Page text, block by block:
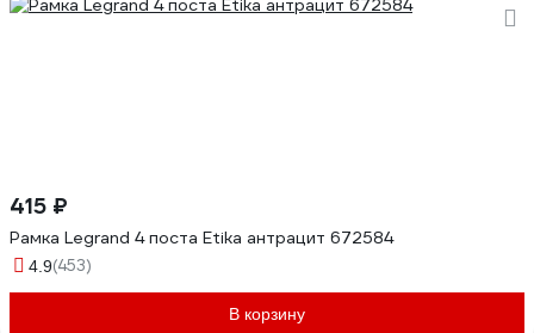
415 ₽
Рамка Legrand 4 поста Etika антрацит 672584
4.9(453)
В корзину